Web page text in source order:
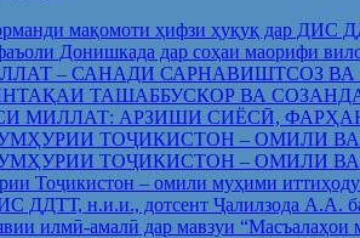
мақомоти ҳифзи ҳуқуқ дар ДИС
фаъоли Донишкада дар соҳаи
– САНАДИ САРНАВИШТСОЗ
ТАШАББУСКОР ВА
МИЛЛАТ: АРЗИШИ СИЁСӢ,
ТОҶИКИСТОН – ОМИЛИ
ТОҶИКИСТОН – ОМИЛИ
Тоҷикистон – омили муҳими
ДДТТ, н.и.и., дотсент Ҷалилзода А.А.
илмӣ-амалӣ дар мавзуи